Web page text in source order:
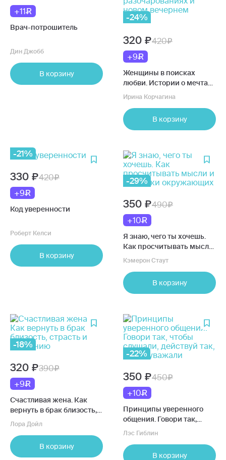
+11
Врач-потрошитель
Дин Джобб
В корзину
-24%
320
420
+9
Женщины в поисках
любви. Истории о мечтах,
разочарованиях и новом
Ирина Корчагина
В корзину
-21%
330
420
+9
Код уверенности
Роберт Келси
В корзину
-29%
350
490
+10
Я знаю, чего ты хочешь.
Как просчитывать мысли
и поступки окружающих
Кэмерон Стаут
В корзину
-18%
320
390
+9
Счастливая жена. Как
вернуть в брак близость,
страсть и гармонию
Лора Дойл
В корзину
-22%
350
450
+10
Принципы уверенного
общения. Говори так,
чтобы слушали, действуй
Лэс Гиблин
В корзину